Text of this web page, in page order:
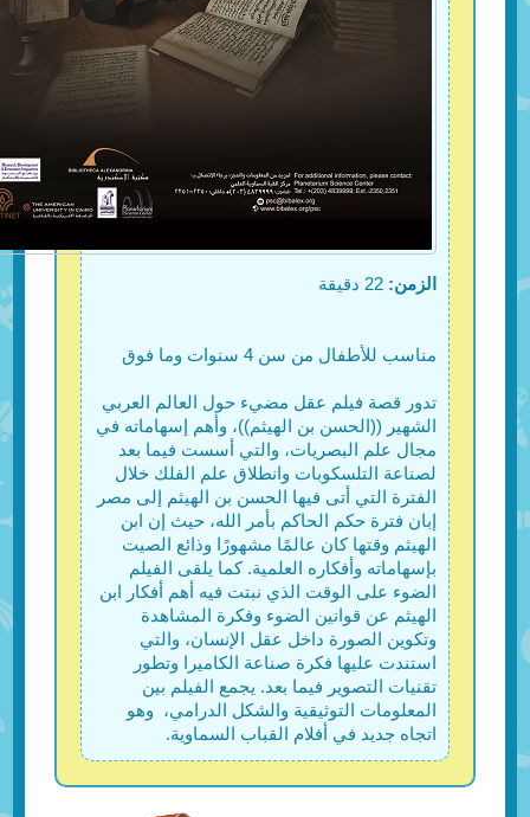
الزمن: 22 دقيقة
مناسب للأطفال من سن 4 سنوات وما فوق
تدور قصة فيلم عقل مضيء حول العالم العربي
الشهير ((الحسن بن الهيثم))، وأهم إسهاماته في
مجال علم البصريات، والتي أسست فيما بعد
لصناعة التلسكوبات وانطلاق علم الفلك خلال
الفترة التي أتى فيها الحسن بن الهيثم إلى مصر
إبان فترة حكم الحاكم بأمر الله، حيث إن ابن
الهيثم وقتها كان عالمًا مشهورًا وذائع الصيت
بإسهاماته وأفكاره العلمية. كما يلقى الفيلم
الضوء على الوقت الذي نبتت فيه أهم أفكار ابن
الهيثم عن قوانين الضوء وفكرة المشاهدة
وتكوين الصورة داخل عقل الإنسان، والتي
استندت عليها فكرة صناعة الكاميرا وتطور
تقنيات التصوير فيما بعد. يجمع الفيلم بين
المعلومات التوثيقية والشكل الدرامي، وهو
اتجاه جديد في أفلام القباب السماوية.